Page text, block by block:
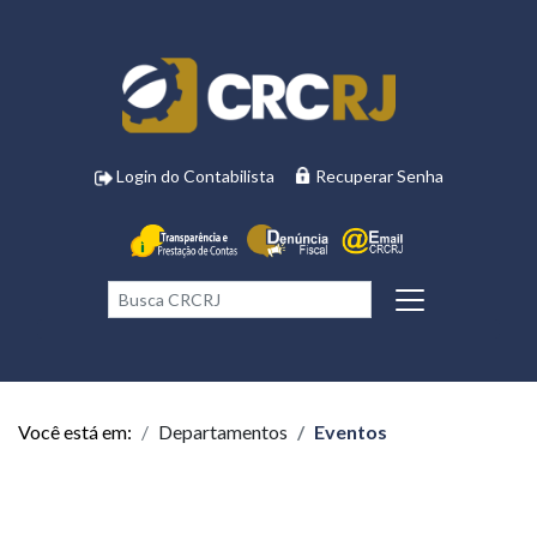
Login do Contabilista Recuperar Senha
Você está em: Departamentos Eventos